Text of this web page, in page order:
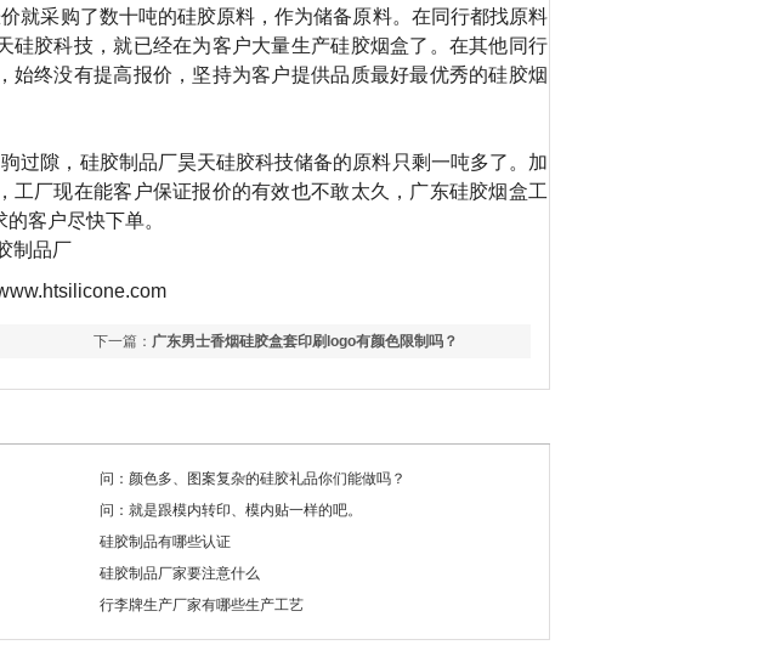
就采购了数十吨的硅胶原料，作为储备原料。在同行都找原料
硅胶科技，就已经在为客户大量生产硅胶烟盒了。在其他同行
始终没有提高报价，坚持为客户提供品质最好最优秀的硅胶烟
过隙，硅胶制品厂昊天硅胶科技储备的原料只剩一吨多了。加
工厂现在能客户保证报价的有效也不敢太久，广东硅胶烟盒工
客户尽快下单。
下一篇： 广东男士香烟硅胶盒套印刷logo有颜色限制吗？
问：颜色多、图案复杂的硅胶礼品你们能做吗？
问：就是跟模内转印、模内贴一样的吧。
硅胶制品有哪些认证
硅胶制品厂家要注意什么
行李牌生产厂家有哪些生产工艺